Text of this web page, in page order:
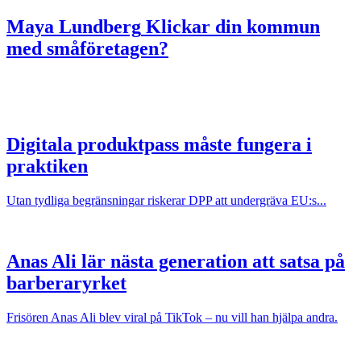
Maya Lundberg Klickar din kommun
med småföretagen?
Digitala produktpass måste fungera i
praktiken
Utan tydliga begränsningar riskerar DPP att undergräva EU:s...
Anas Ali lär nästa generation att satsa på
barberaryrket
Frisören Anas Ali blev viral på TikTok – nu vill han hjälpa andra.